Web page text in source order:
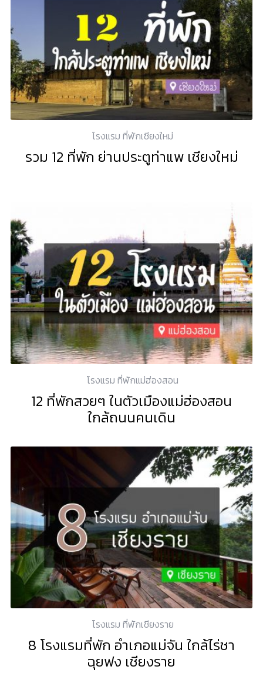
โรงแรม ที่พักเชียงใหม่
รวม 12 ที่พัก ย่านประตูท่าแพ เชียงใหม่
โรงแรม ที่พักแม่ฮ่องสอน
12 ที่พักสวยๆ ในตัวเมืองแม่ฮ่องสอน
ใกล้ถนนคนเดิน
โรงแรม ที่พักเชียงราย
8 โรงแรมที่พัก อำเภอแม่จัน ใกล้ไร่ชา
ฉุยฟง เชียงราย